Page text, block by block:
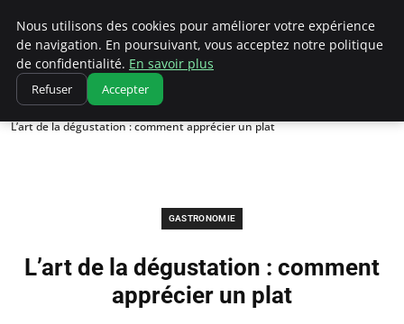
Correze Co
Accueil
Gastronomie
L’art de la dégustation : comment apprécier un plat
GASTRONOMIE
L’art de la dégustation : comment
apprécier un plat
Nous utilisons des cookies pour améliorer votre expérience
de navigation. En poursuivant, vous acceptez notre politique
de confidentialité. En savoir plus
Refuser Accepter